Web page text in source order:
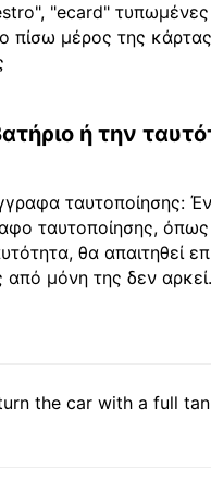
"ecard"
πίσω μέρος της
ή την
ταυτοποίησης:
ταυτοποίησης, όπως
θα απαιτηθεί
από μόνη της δεν αρκεί.
the car with a full